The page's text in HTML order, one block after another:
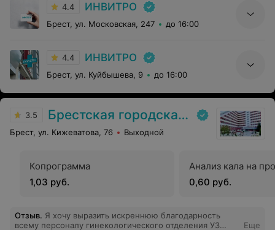
4.4 ИНВИТРО
Брест, ул. Московская, 247 до 16:00
4.4 ИНВИТРО
Брест, ул. Куйбышева, 9 до 16:00
3.5 Брестская городская больница № 1
Брест, ул. Кижеватова, 76 Выходной
Копрограмма
1,03 руб.
Анализ кала на
0,60 руб.
Отзыв. Я хочу выразить искреннюю благодарность
всему персоналу гинекологического отделения УЗ
Еще